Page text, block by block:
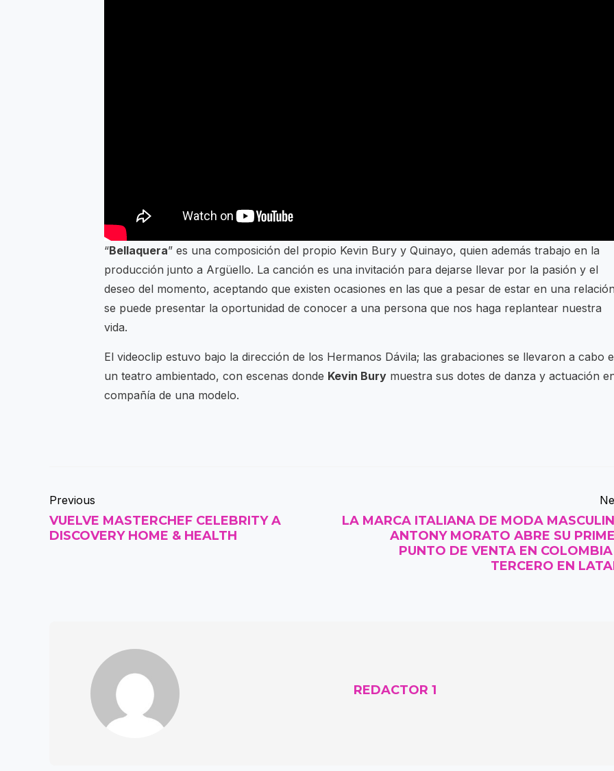
“Bellaquera” es una composición del propio Kevin Bury y Quinayo, quien además trabajo en la
producción junto a Argüello. La canción es una invitación para dejarse llevar por la pasión y el
deseo del momento, aceptando que existen ocasiones en las que a pesar de estar en una
se puede presentar la oportunidad de conocer a una persona que nos haga replantear nuestra
vida.
El videoclip estuvo bajo la dirección de los Hermanos Dávila; las grabaciones se llevaron a cabo
un teatro ambientado, con escenas donde Kevin Bury muestra sus dotes de danza y actuación
compañía de una modelo.
Previous
VUELVE MASTERCHEF CELEBRITY A
DISCOVERY HOME & HEALTH
LA MARCA ITALIANA DE MODA
ANTONY MORATO ABRE SU
PUNTO DE VENTA EN
TERCERO EN
REDACTOR 1